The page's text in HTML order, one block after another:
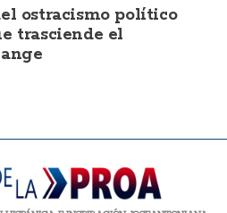
ostracismo político
trasciende el